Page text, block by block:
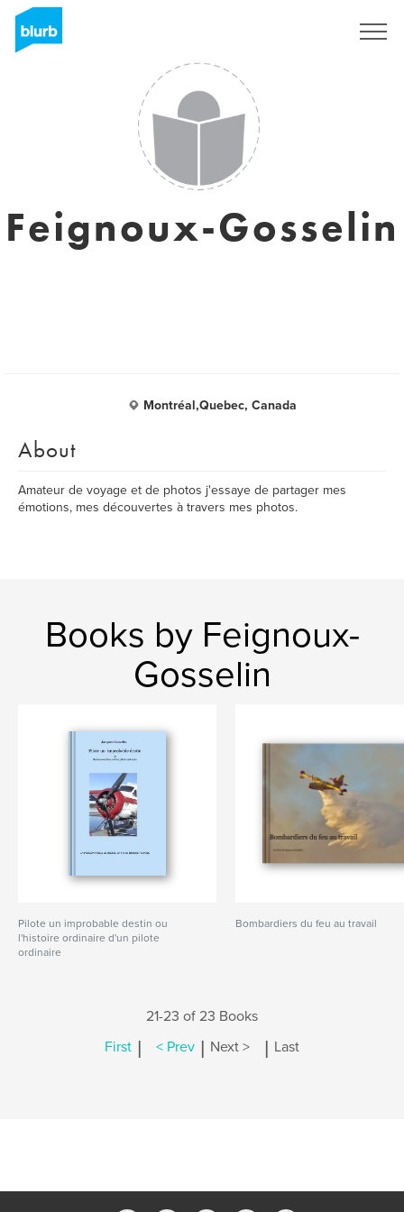
Feignoux-Gosselin
Montréal,Quebec, Canada
About
Amateur de voyage et de photos j'essaye de partager mes
émotions, mes découvertes à travers mes photos.
Books by Feignoux-
Gosselin
Pilote un improbable destin ou
l'histoire ordinaire d'un pilote
ordinaire
Bombardiers du feu au travail
21-23 of 23 Books
First | < Prev | Next > | Last